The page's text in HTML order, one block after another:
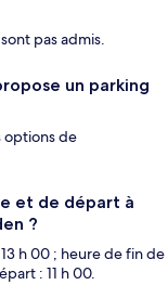
pas admis.
un parking
options de
et de départ à
?
h 00 ; heure de fin de
: 11 h 00.